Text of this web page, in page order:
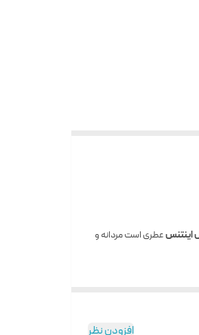
اینتنسعطری است مردانه و
و با قویتر شدن رایحه
افزودن نظر